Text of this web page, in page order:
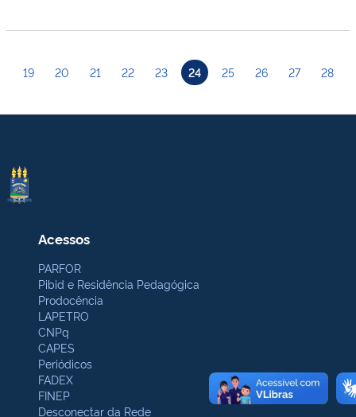
19 20 21 22 23 24 25 26 27 28
Acessos
PARFOR
Pibid e Residência Pedagógica
Prodocência
LAPETRO
CNPq
CAPES
Periódicos
FADEX
FINEP
Desconectar da Rede